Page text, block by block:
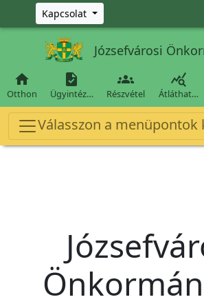
Ugrás a fő tartalomra
Kapcsolat
Józsefvárosi

Otthon

Ügyintéz…

Részvétel

Átláthat…
Válasszon a menüpontok